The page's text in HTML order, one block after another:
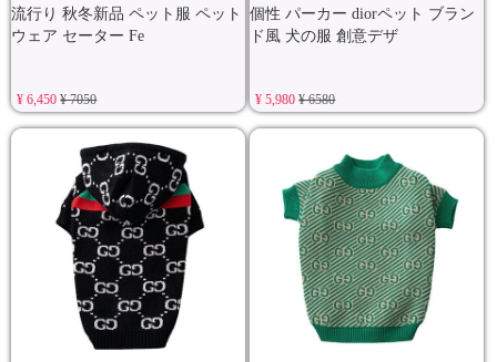
流行り 秋冬新品 ペット服 ペット
ウェア セーター Fe
¥ 6,450¥ 7050
個性 パーカー diorペット ブラン
ド風 犬の服 創意デザ
¥ 5,980¥ 6580